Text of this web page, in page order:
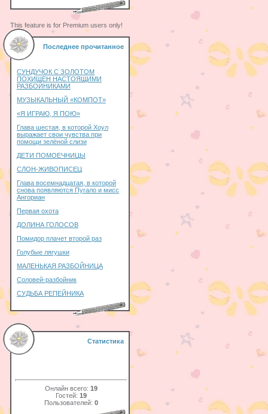
This feature is for Premium users only!
Последнее прочитанное
СУНДУЧОК С ЗОЛОТОМ
ПОХИЩЕН НАСТОЯЩИМИ
РАЗБОЙНИКАМИ
МУЗЫКАЛЬНЫЙ «КОМПОТ»
«Я ИГРАЮ, Я ПОЮ»
Глава шестая, в которой Хоул
выражает свои чувства при
помощи зелёной слизи
ДЕТИ ПОМОЕЧНИЦЫ
СЛОН-ЖИВОПИСЕЦ
Глава восемнадцатая, в которой
снова появляются Пугало и мисс
Ангориан
Первая охота
ДОЛИНА ГОЛОСОВ
Помидор плачет второй раз
Голубые лягушки
МАЛЕНЬКАЯ РАЗБОЙНИЦА
Соловей-разбойник
СУДЬБА РЕПЕЙНИКА
Статистика
Онлайн всего: 19
Гостей: 19
Пользователей: 0